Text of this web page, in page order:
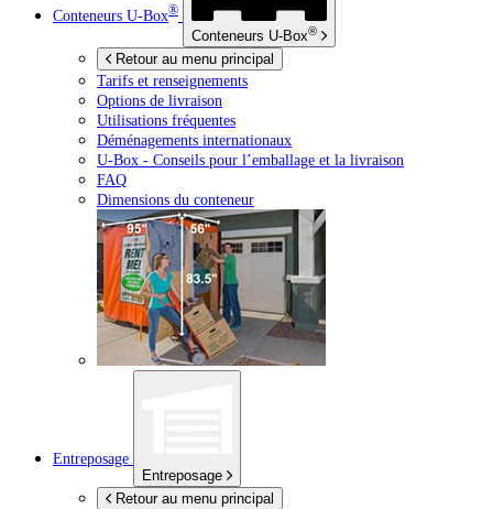
Conteneurs U-Box®
Conteneurs U-Box®
Retour au menu principal
Tarifs et renseignements
Options de livraison
Utilisations fréquentes
Déménagements internationaux
U-Box - Conseils pour l’emballage et la livraison
FAQ
Dimensions du conteneur
Entreposage
Entreposage
Retour au menu principal